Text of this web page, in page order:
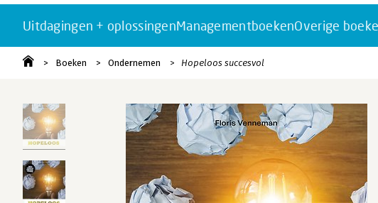
Uitdagingen + oplossingenManagementboekenOverige
Boeken Ondernemen Hopeloos succesvol